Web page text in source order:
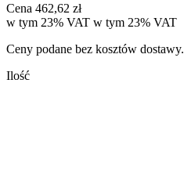
Cena 462,62 zł
w tym 23% VAT w tym 23% VAT
Ceny podane bez kosztów dostawy.
Ilość